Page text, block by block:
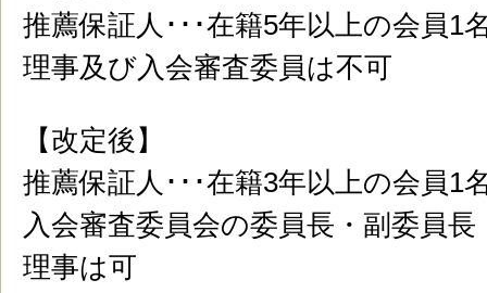
推薦保証人･･･在籍5年以上の会員1
理事及び入会審査委員は不可
【改定後】
推薦保証人･･･在籍3年以上の会員1
入会審査委員会の委員長・副委員
理事は可